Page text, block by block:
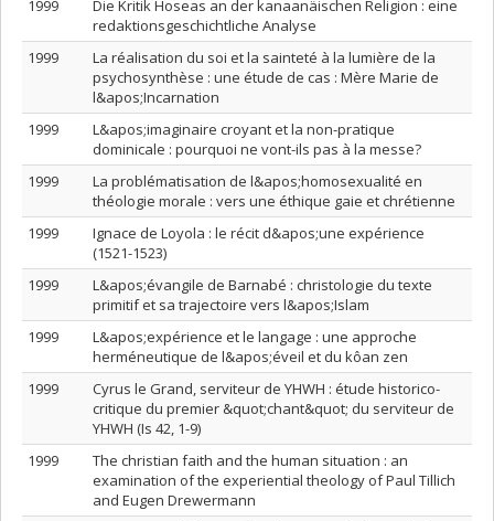
1999
Die Kritik Hoseas an der kanaanäischen Religion : eine
redaktionsgeschichtliche Analyse
1999
La réalisation du soi et la sainteté à la lumière de la
psychosynthèse : une étude de cas : Mère Marie de
l&apos;Incarnation
1999
L&apos;imaginaire croyant et la non-pratique
dominicale : pourquoi ne vont-ils pas à la messe?
1999
La problématisation de l&apos;homosexualité en
théologie morale : vers une éthique gaie et chrétienne
1999
Ignace de Loyola : le récit d&apos;une expérience
(1521-1523)
1999
L&apos;évangile de Barnabé : christologie du texte
primitif et sa trajectoire vers l&apos;Islam
1999
L&apos;expérience et le langage : une approche
herméneutique de l&apos;éveil et du kôan zen
1999
Cyrus le Grand, serviteur de YHWH : étude historico-
critique du premier &quot;chant&quot; du serviteur de
YHWH (Is 42, 1-9)
1999
The christian faith and the human situation : an
examination of the experiential theology of Paul Tillich
and Eugen Drewermann